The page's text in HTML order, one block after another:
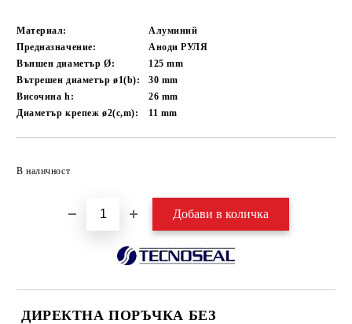
Материал:
Алуминий
Предназначение:
Аноди РУЛЯ
Външен диаметър Ø:
125mm
Вътрешен диаметър ø1(b):
30 mm
Височина h:
26 mm
Диаметър крепеж ø2(c,m):
11 mm
В наличност
ДИРЕКТНА ПОРЪЧКА БЕЗ